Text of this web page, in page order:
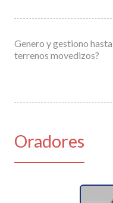
Genero y gestiono
terrenos movedizos?
Oradores